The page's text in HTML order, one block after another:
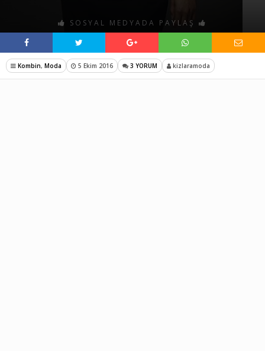
SOSYAL MEDYADA PAYLAŞ
Kombin, Moda 5 Ekim 2016 3 YORUM kizlaramoda